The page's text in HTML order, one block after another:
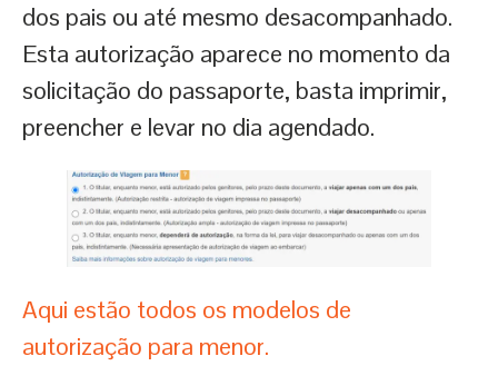
dos pais ou até mesmo desacompanhado.
Esta autorização aparece no momento da
solicitação do passaporte, basta imprimir,
preencher e levar no dia agendado.
Aqui estão todos os modelos de
autorização para menor.